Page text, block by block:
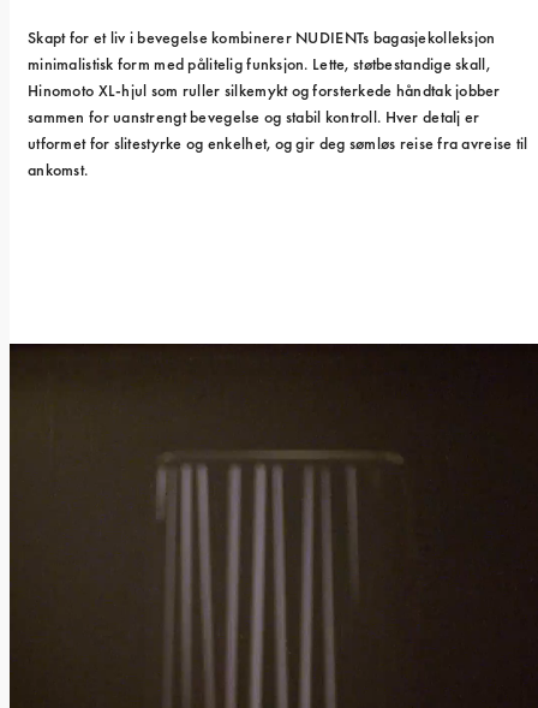
Skapt for et liv i bevegelse kombinerer NUDIENTs bagasjekolleksjon
minimalistisk form med pålitelig funksjon. Lette, støtbestandige skall,
Hinomoto XL-hjul som ruller silkemykt og forsterkede håndtak jobber
sammen for uanstrengt bevegelse og stabil kontroll. Hver detalj er
utformet for slitestyrke og enkelhet, og gir deg sømløs reise fra avreise til
ankomst.